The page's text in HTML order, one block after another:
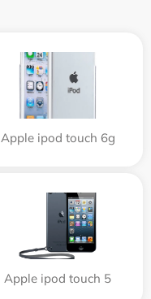
Apple ipod touch 6g
Apple ipod touch 5